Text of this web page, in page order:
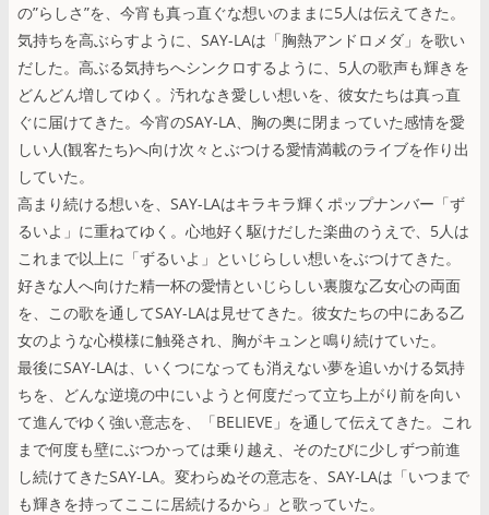
の”らしさ”を、今宵も真っ直ぐな想いのままに5人は伝えてきた。
気持ちを高ぶらすように、SAY-LAは「胸熱アンドロメダ」を歌い
だした。高ぶる気持ちへシンクロするように、5人の歌声も輝きを
どんどん増してゆく。汚れなき愛しい想いを、彼女たちは真っ直
ぐに届けてきた。今宵のSAY-LA、胸の奥に閉まっていた感情を愛
しい人(観客たち)へ向け次々とぶつける愛情満載のライブを作り出
していた。
高まり続ける想いを、SAY-LAはキラキラ輝くポップナンバー「ず
るいよ」に重ねてゆく。心地好く駆けだした楽曲のうえで、5人は
これまで以上に「ずるいよ」といじらしい想いをぶつけてきた。
好きな人へ向けた精一杯の愛情といじらしい裏腹な乙女心の両面
を、この歌を通してSAY-LAは見せてきた。彼女たちの中にある乙
女のような心模様に触発され、胸がキュンと鳴り続けていた。
最後にSAY-LAは、いくつになっても消えない夢を追いかける気持
ちを、どんな逆境の中にいようと何度だって立ち上がり前を向い
て進んでゆく強い意志を、「BELIEVE」を通して伝えてきた。これ
まで何度も壁にぶつかっては乗り越え、そのたびに少しずつ前進
し続けてきたSAY-LA。変わらぬその意志を、SAY-LAは「いつまで
も輝きを持ってここに居続けるから」と歌っていた。